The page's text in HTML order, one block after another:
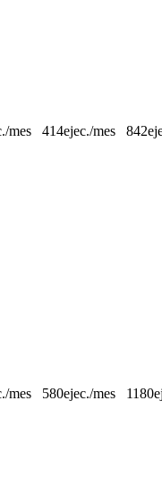
mes 414ejec./mes 842
mes 580ejec./mes 1180